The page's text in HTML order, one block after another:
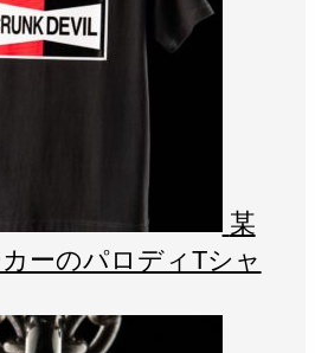
某
ーのパロディTシャ